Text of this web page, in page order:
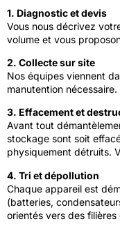
1. Diagnostic et devis
Vous nous décrivez
volume et vous
2. Collecte sur site
Nos équipes viennent
manutention
3. Effacement et
Avant tout
stockage sont soit
physiquement détruits.
4. Tri et dépollution
Chaque appareil est
(batteries,
orientés vers des